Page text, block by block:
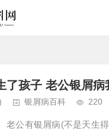
了孩子 老公银屑
银屑病百科 220
老公有银屑病(不是天生